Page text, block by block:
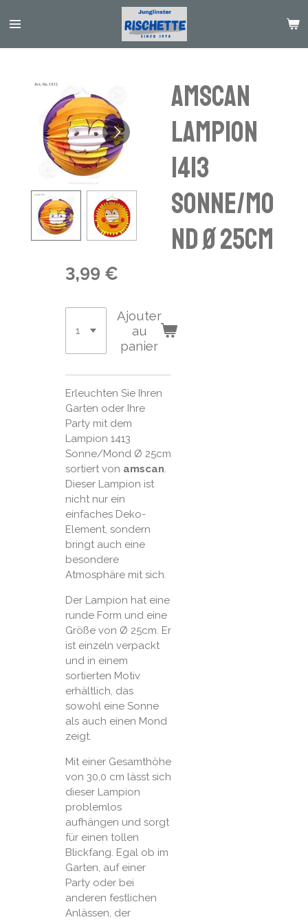
au
amscan
Lampion
1413
Sonne/Mo
nd Ø 25cm
3,99 €
Ajouter
au
panier
Erleuchten Sie Ihren
Garten oder Ihre
Party mit dem
Lampion 1413
Sonne/Mond Ø 25cm
sortiert von amscan.
Dieser Lampion ist
nicht nur ein
einfaches Deko-
Element, sondern
bringt auch eine
besondere
Atmosphäre mit sich.
Der Lampion hat eine
runde Form und eine
Größe von Ø 25cm. Er
ist einzeln verpackt
und in einem
sortierten Motiv
erhältlich, das
sowohl eine Sonne
als auch einen Mond
zeigt.
Mit einer Gesamthöhe
von 30,0 cm lässt sich
dieser Lampion
problemlos
aufhängen und sorgt
für einen tollen
Blickfang. Egal ob im
Garten, auf einer
Party oder bei
anderen festlichen
Anlässen, der